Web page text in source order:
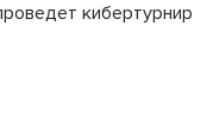
кибертурнир